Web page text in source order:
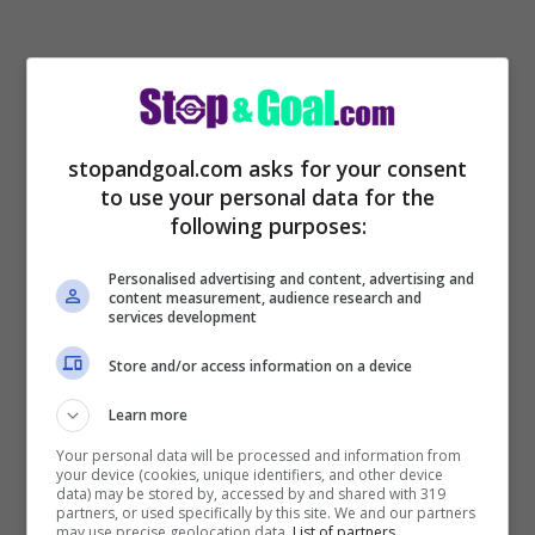
“Non ci sono stati colloqui concreti per
quanto riguarda il rinnovo del nuovo
contratto. Ho un immenso rispetto per il
Bayern. Però devo dire che non mi
precludo nulla. In questo momento dico
stopandgoal.com asks for your consent
to use your personal data for the
following purposes:
Personalised advertising and content, advertising and
content measurement, audience research and
services development
Store and/or access information on a device
Learn more
Your personal data will be processed and information from
your device (cookies, unique identifiers, and other device
data) may be stored by, accessed by and shared with 319
partners, or used specifically by this site. We and our partners